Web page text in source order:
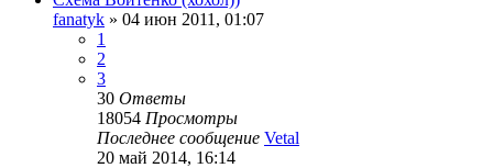
fanatyk » 04 июн 2011, 01:07
1
2
3
30 Ответы
18054 Просмотры
Последнее сообщение Vetal
20 май 2014, 16:14